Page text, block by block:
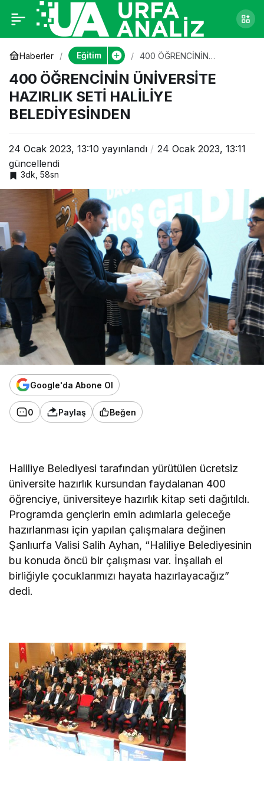
Haberler Eğitim
400 ÖĞRENCİNİN
HALİLİYE BELEDİYESİNDEN
400 ÖĞRENCİNİN ÜNİVERSİTE
HAZIRLIK SETİ HALİLİYE
BELEDİYESİNDEN
24 Ocak 2023, 13:10 yayınlandı
24 Ocak 2023, 13:11
güncellendi
3dk, 58sn
Google'da Abone Ol
0 Paylaş Beğen
Haliliye Belediyesi tarafından yürütülen ücretsiz
üniversite hazırlık kursundan faydalanan 400
öğrenciye, üniversiteye hazırlık kitap seti dağıtıldı.
Programda gençlerin emin adımlarla geleceğe
hazırlanması için yapılan çalışmalara değinen
Şanlıurfa Valisi Salih Ayhan, “Haliliye Belediyesinin
bu konuda öncü bir çalışması var. İnşallah el
birliğiyle çocuklarımızı hayata hazırlayacağız”
dedi.
400 ÖĞRENCİNİN
ÜNİVERSİTE HAZIRLIK
SETİ HALİLİYE
BELEDİYESİNDEN
0